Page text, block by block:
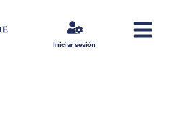
Iniciar sesión